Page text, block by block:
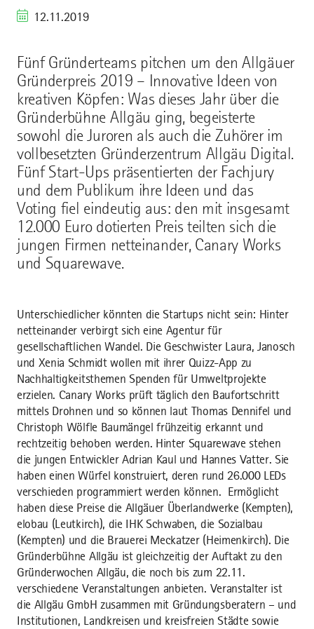
12.11.2019
Fünf Gründerteams pitchen um den Allgäuer
Gründerpreis 2019 – Innovative Ideen von
kreativen Köpfen: Was dieses Jahr über die
Gründerbühne Allgäu ging, begeisterte
sowohl die Juroren als auch die Zuhörer im
vollbesetzten Gründerzentrum Allgäu Digital.
Fünf Start-Ups präsentierten der Fachjury
und dem Publikum ihre Ideen und das
Voting fiel eindeutig aus: den mit insgesamt
12.000 Euro dotierten Preis teilten sich die
jungen Firmen netteinander, Canary Works
und Squarewave.
Unterschiedlicher könnten die Startups nicht sein: Hinter
netteinander verbirgt sich eine Agentur für
gesellschaftlichen Wandel. Die Geschwister Laura, Janosch
und Xenia Schmidt wollen mit ihrer Quizz-App zu
Nachhaltigkeitsthemen Spenden für Umweltprojekte
erzielen. Canary Works prüft täglich den Baufortschritt
mittels Drohnen und so können laut Thomas Dennifel und
Christoph Wölfle Baumängel frühzeitig erkannt und
rechtzeitig behoben werden. Hinter Squarewave stehen
die jungen Entwickler Adrian Kaul und Hannes Vatter. Sie
haben einen Würfel konstruiert, deren rund 26.000 LEDs
verschieden programmiert werden können. Ermöglicht
haben diese Preise die Allgäuer Überlandwerke (Kempten),
elobau (Leutkirch), die IHK Schwaben, die Sozialbau
(Kempten) und die Brauerei Meckatzer (Heimenkirch). Die
Gründerbühne Allgäu ist gleichzeitig der Auftakt zu den
Gründerwochen Allgäu, die noch bis zum 22.11.
verschiedene Veranstaltungen anbieten. Veranstalter ist
die Allgäu GmbH zusammen mit Gründungsberatern – und
Institutionen, Landkreisen und kreisfreien Städte sowie